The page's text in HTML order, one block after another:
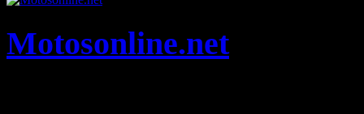
Motosonline.net